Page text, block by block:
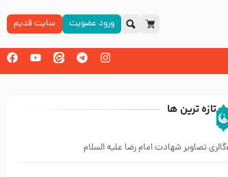
ورود عضویت سایت قدیم
تازه ترین ها
گالری تصاویر شهادت امام رضا علیه السلام